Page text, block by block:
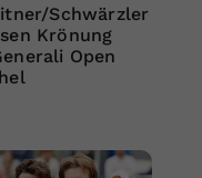
Schwärzler
Krönung
Open